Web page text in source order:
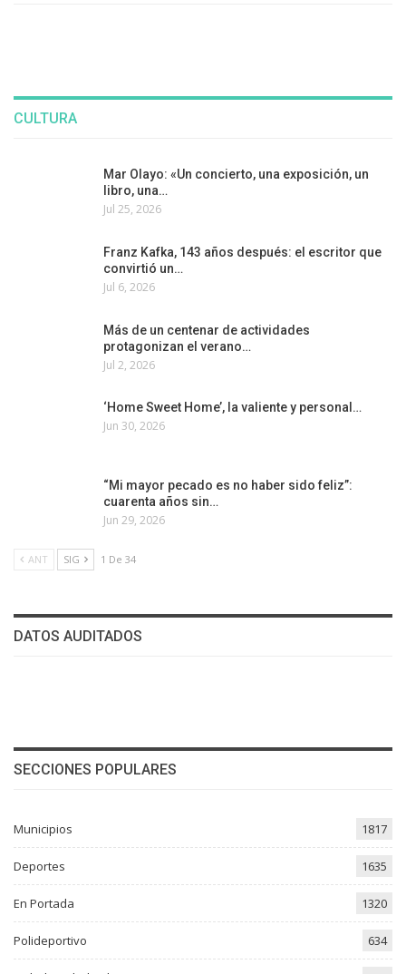
CULTURA
Mar Olayo: «Un concierto, una exposición, un
libro, una…
Jul 25, 2026
Franz Kafka, 143 años después: el escritor que
convirtió un…
Jul 6, 2026
Más de un centenar de actividades
protagonizan el verano…
Jul 2, 2026
‘Home Sweet Home’, la valiente y personal…
Jun 30, 2026
“Mi mayor pecado es no haber sido feliz”:
cuarenta años sin…
Jun 29, 2026
ANT SIG 1 De 34
DATOS AUDITADOS
SECCIONES POPULARES
Municipios 1817
Deportes 1635
En Portada 1320
Polideportivo 634